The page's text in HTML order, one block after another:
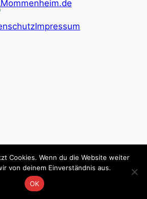
Impressum
Cookies. Wenn du die Website weiter
von deinem Einverständnis aus.
OK